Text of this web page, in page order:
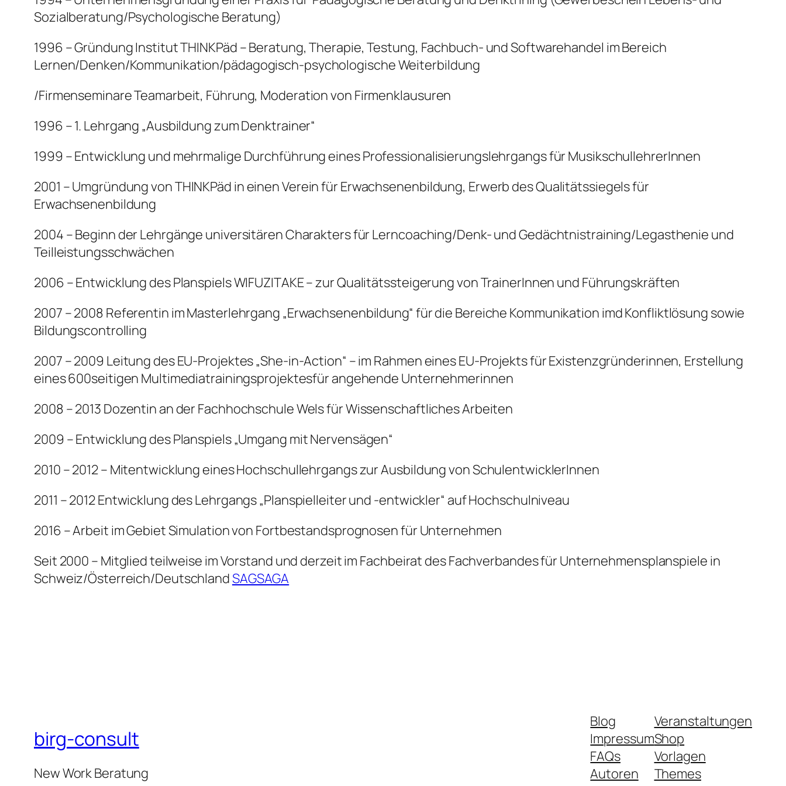
Sozialberatung/Psychologische Beratung)
1996 – Gründung Institut THINKPäd – Beratung, Therapie, Testung, Fachbuch- und Softwarehandel im Bereich
Lernen/Denken/Kommunikation/pädagogisch-psychologische Weiterbildung
/Firmenseminare Teamarbeit, Führung, Moderation von Firmenklausuren
1996 – 1. Lehrgang „Ausbildung zum Denktrainer“
1999 – Entwicklung und mehrmalige Durchführung eines Professionalisierungslehrgangs für MusikschullehrerInnen
2001 – Umgründung von THINKPäd in einen Verein für Erwachsenenbildung, Erwerb des Qualitätssiegels für
Erwachsenenbildung
2004 – Beginn der Lehrgänge universitären Charakters für Lerncoaching/Denk- und Gedächtnistraining/Legasthenie und
Teilleistungsschwächen
2006 – Entwicklung des Planspiels WIFUZITAKE – zur Qualitätssteigerung von TrainerInnen und Führungskräften
2007 – 2008 Referentin im Masterlehrgang „Erwachsenenbildung“ für die Bereiche Kommunikation imd Konfliktlösung sowie
Bildungscontrolling
2007 – 2009 Leitung des EU-Projektes „She-in-Action“ – im Rahmen eines EU-Projekts für Existenzgründerinnen, Erstellung
eines 600seitigen Multimediatrainingsprojektesfür angehende Unternehmerinnen
2008 – 2013 Dozentin an der Fachhochschule Wels für Wissenschaftliches Arbeiten
2009 – Entwicklung des Planspiels „Umgang mit Nervensägen“
2010 – 2012 – Mitentwicklung eines Hochschullehrgangs zur Ausbildung von SchulentwicklerInnen
2011 – 2012 Entwicklung des Lehrgangs „Planspielleiter und -entwickler“ auf Hochschulniveau
2016 – Arbeit im Gebiet Simulation von Fortbestandsprognosen für Unternehmen
Seit 2000 – Mitglied teilweise im Vorstand und derzeit im Fachbeirat des Fachverbandes für Unternehmensplanspiele in
Schweiz/Österreich/DeutschlandSAGSAGA
birg-consult
New Work Beratung
Blog
Impressum
FAQs
Autoren
Veranstaltungen
Shop
Vorlagen
Themes